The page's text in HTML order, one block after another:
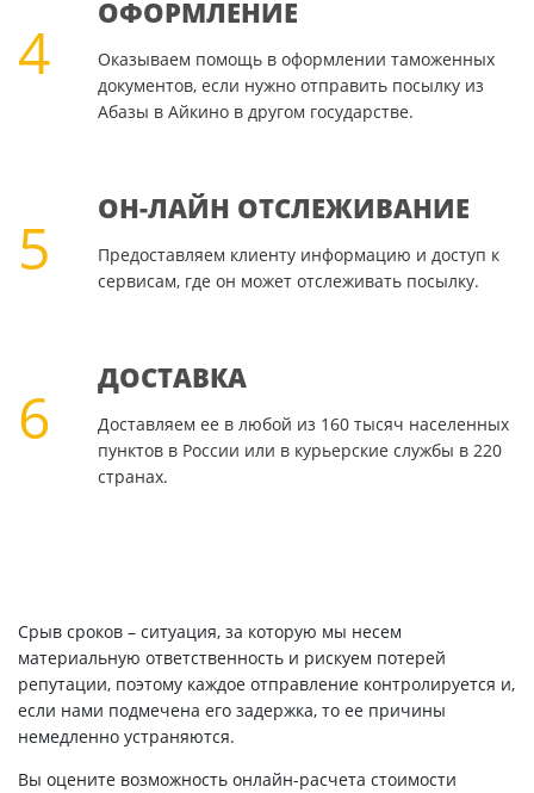
4
ОФОРМЛЕНИЕ
Оказываем помощь в оформлении таможенных
документов, если нужно отправить посылку из
Абазы в Айкино в другом государстве.
5
ОН-ЛАЙН ОТСЛЕЖИВАНИЕ
Предоставляем клиенту информацию и доступ к
сервисам, где он может отслеживать посылку.
6
ДОСТАВКА
Доставляем ее в любой из 160 тысяч населенных
пунктов в России или в курьерские службы в 220
странах.
Срыв сроков – ситуация, за которую мы несем
материальную ответственность и рискуем потерей
репутации, поэтому каждое отправление контролируется и,
если нами подмечена его задержка, то ее причины
немедленно устраняются.
Вы оцените возможность онлайн-расчета стоимости